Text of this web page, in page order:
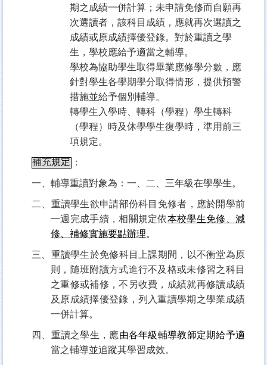
期之成績一併計算；未申請免修而自願再
次選讀者，該科目成績，應就再次選讀之
成績或原成績擇優登錄。對於重讀之學
生，學校應給予適當之輔導。
學校為協助學生取得畢業應修學分數，應
針對學生各學期學分取得情形，提供預警
措施並給予個別輔導。
轉學生入學時、轉科（學程）學生轉科
（學程）時及休學學生復學時，準用前三
項規定。
補充規定 ：
一、輔導重讀對象為：一、二、三年級在學學生。
二、重讀學生欲申請部份科目免修者，應於開學前
一週完成手續，相關規定依本校學生免修、減
修、補修實施要點辦理。
三、重讀學生於免修科目上課期間，以不衝堂為原
則，隨班附讀方式進行不及格或未修習之科目
之重修或補修，不另收費，成績就再修讀成績
及原成績擇優登錄，列入重讀學期之學業成績
一併計算。
四、重讀之學生，應由各年級輔導教師定期給予適
當之輔導並追蹤其學習成效。